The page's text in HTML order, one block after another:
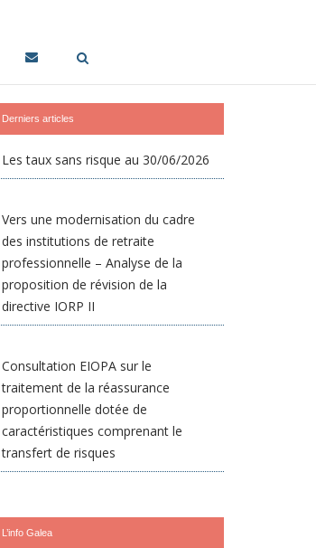
Derniers articles
Les taux sans risque au 30/06/2026
Vers une modernisation du cadre
des institutions de retraite
professionnelle – Analyse de la
proposition de révision de la
directive IORP II
Consultation EIOPA sur le
traitement de la réassurance
proportionnelle dotée de
caractéristiques comprenant le
transfert de risques
L’info Galea